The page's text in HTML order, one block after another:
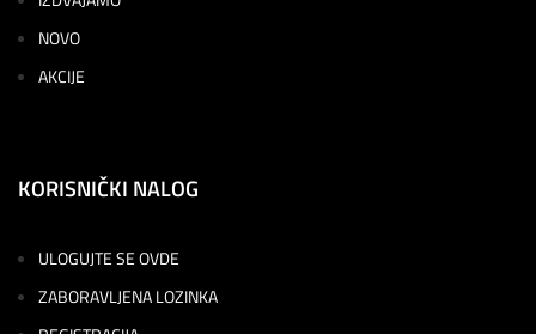
NOVO
AKCIJE
KORISNIČKI NALOG
ULOGUJTE SE OVDE
ZABORAVLJENA LOZINKA